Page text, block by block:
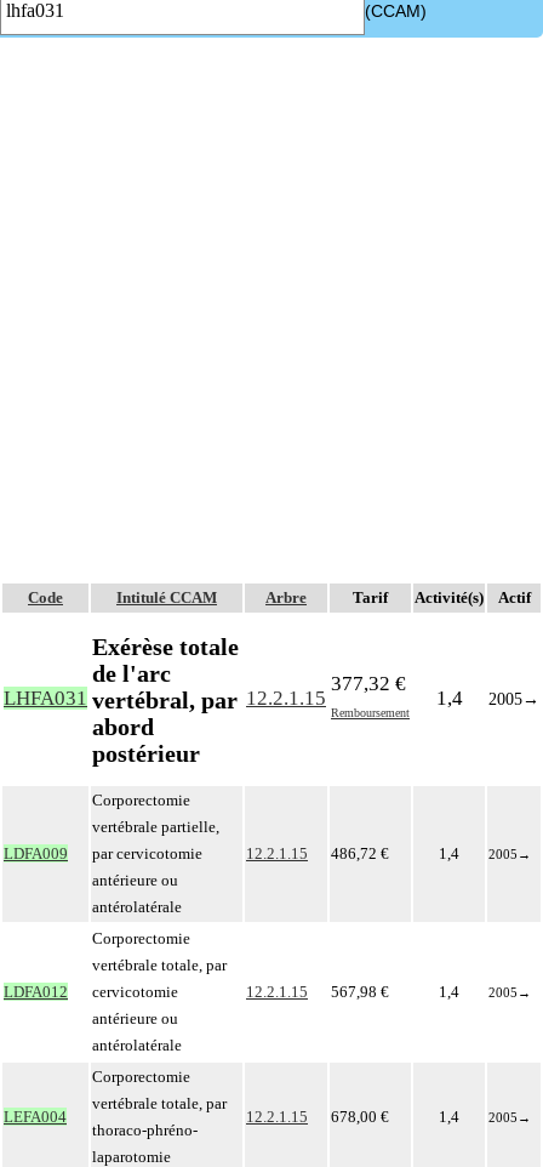
(CCAM)
Code Intitulé CCAM Arbre Tarif Activité(s) Actif
LHFA031
Exérèse totale
de l'arc
vertébral, par
abord
postérieur
12.2.1.15
377,32 €
Remboursement
1,4 2005→
LDFA009
Corporectomie
vertébrale partielle,
par cervicotomie
antérieure ou
antérolatérale
12.2.1.15 486,72 € 1,4 2005 →
LDFA012
Corporectomie
vertébrale totale, par
cervicotomie
antérieure ou
antérolatérale
12.2.1.15 567,98 € 1,4 2005 →
LEFA004
Corporectomie
vertébrale totale, par
thoraco-phréno-
laparotomie
12.2.1.15 678,00 € 1,4 2005 →